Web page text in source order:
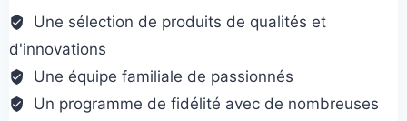
et
balle
titan-
Agilitoy
Une sélection de produits de qualités et
d'innovations
Une équipe familiale de passionnés
Un programme de fidélité avec de nombreuses